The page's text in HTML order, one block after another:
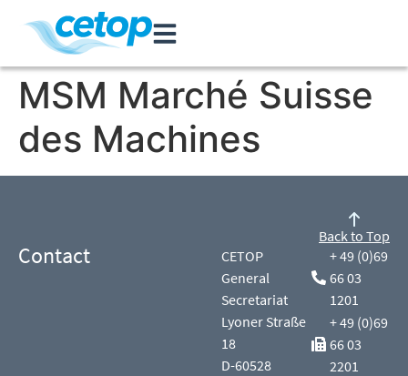
MSM Marché Suisse
des Machines
Contact
CETOP
General
Secretariat
Lyoner Straße
18
D-60528
+ 49 (0)69
66 03
1201
+ 49 (0)69
66 03
2201
Back to Top